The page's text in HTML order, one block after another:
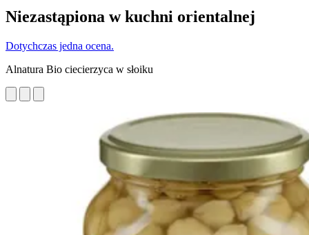
Niezastąpiona w kuchni orientalnej
Dotychczas jedna ocena.
Alnatura Bio ciecierzyca w słoiku